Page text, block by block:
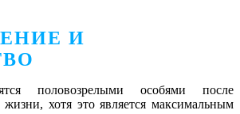
И
половозрелыми особями после
хотя это является максимальным